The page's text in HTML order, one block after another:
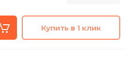
Купить в 1 клик